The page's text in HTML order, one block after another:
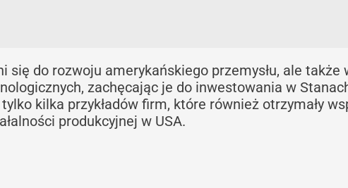
się do rozwoju amerykańskiego przemysłu, ale także
zachęcając je do inwestowania w
kilka przykładów firm, które również otrzymały
produkcyjnej w USA.